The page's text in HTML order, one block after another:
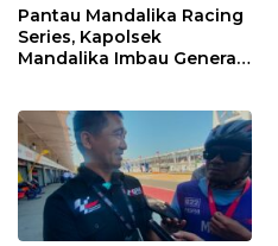
Pantau Mandalika Racing
Series, Kapolsek
Mandalika Imbau Generasi